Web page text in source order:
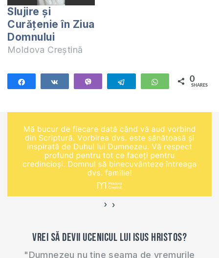
Slujire și
Curățenie în Ziua
Domnului
Moldova Creștină
Telegram WhatsApp
0
SHARES
‹ ›
Vrei să devii ucenicul lui Isus Hristos?
"Dumnezeu nu ține seama de vremurile